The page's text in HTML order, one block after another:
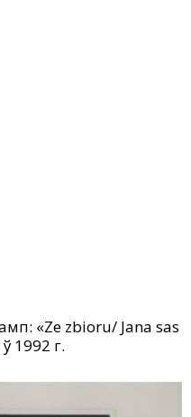
«Ze zbioru/ Jana sas
1992 г.